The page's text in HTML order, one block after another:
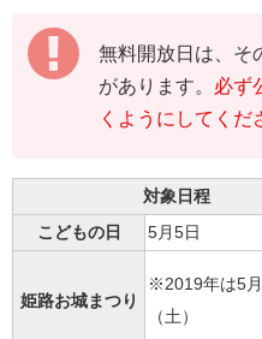
無料開放日は、そ
があります。 必ず
くようにしてくだ
対象日程
こどもの日
5月5日
姫路お城まつり
※2019年は5
（土）